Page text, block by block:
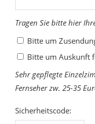
Tragen Sie bitte hier
Bitte um
Bitte um Auskunft
Sehr gepflegte
Fernseher zw. 25-35
Sicherheitscode: